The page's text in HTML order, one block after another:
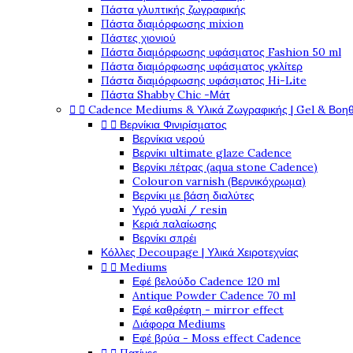
Πάστα γλυπτικής ζωγραφικής
Πάστα διαμόρφωσης mixion
Πάστες χιονιού
Πάστα διαμόρφωσης υφάσματος Fashion 50 ml
Πάστα διαμόρφωσης υφάσματος γκλίτερ
Πάστα διαμόρφωσης υφάσματος Hi-Lite
Πάστα Shabby Chic -Μάτ
  Cadence Mediums & Υλικά Ζωγραφικής | Gel &
  Βερνίκια Φινιρίσματος
Βερνίκια νερού
Βερνίκι ultimate glaze Cadence
Βερνίκι πέτρας (aqua stone Cadence)
Colouron varnish (Βερνικόχρωμα)
Βερνίκι με βάση διαλύτες
Υγρό γυαλί / resin
Κεριά παλαίωσης
Βερνίκι σπρέι
Κόλλες Decoupage | Υλικά Χειροτεχνίας
  Mediums
Εφέ βελούδο Cadence 120 ml
Antique Powder Cadence 70 ml
Εφέ καθρέφτη - mirror effect
Διάφορα Mediums
Εφέ βρύα - Moss effect Cadence